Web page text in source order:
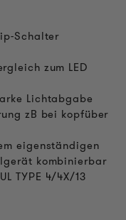
Schalter
zum LED
Lichtabgabe
zB bei kopfüber
eigenständigen
kombinierbar
TYPE 4/4X/13